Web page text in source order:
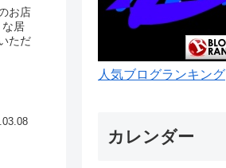
お店
な居
ただ
人気ブログランキング
カレンダー